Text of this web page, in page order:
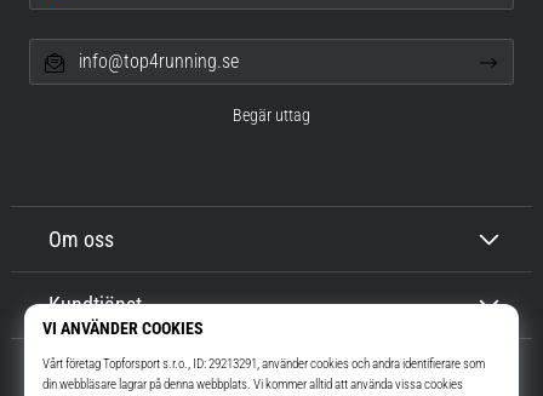
Om oss
Kundtjänst
info@top4running.se
Begär uttag